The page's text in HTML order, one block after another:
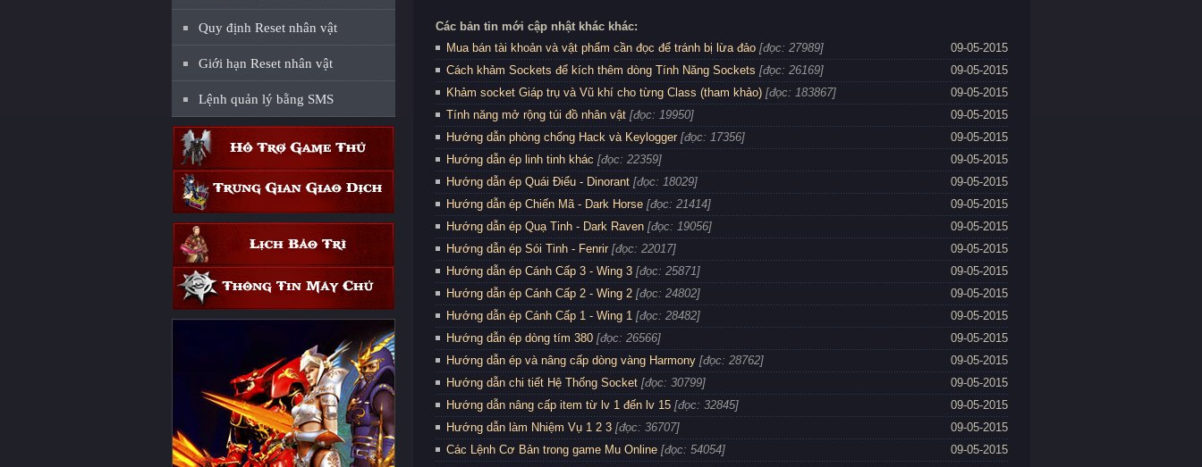
Quy định Reset nhân vật
Giới hạn Reset nhân vật
Lệnh quản lý bằng SMS
Các bản tin mới cập nhật khác khác:
Mua bán tài khoản và vật phẩm cần đọc để tránh bị lừa đảo [đọc: 27989]
09-05-2015
Cách khảm Sockets để kích thêm dòng Tính Năng Sockets [đọc: 26169]
09-05-2015
Khảm socket Giáp trụ và Vũ khí cho từng Class (tham khảo) [đọc: 183867]
09-05-2015
Tính năng mở rộng túi đồ nhân vật [đọc: 19950]
09-05-2015
Hướng dẫn phòng chống Hack và Keylogger [đọc: 17356]
09-05-2015
Hướng dẫn ép linh tinh khác [đọc: 22359]
09-05-2015
Hướng dẫn ép Quái Điểu - Dinorant [đọc: 18029]
09-05-2015
Hướng dẫn ép Chiến Mã - Dark Horse [đọc: 21414]
09-05-2015
Hướng dẫn ép Quạ Tinh - Dark Raven [đọc: 19056]
09-05-2015
Hướng dẫn ép Sói Tinh - Fenrir [đọc: 22017]
09-05-2015
Hướng dẫn ép Cánh Cấp 3 - Wing 3 [đọc: 25871]
09-05-2015
Hướng dẫn ép Cánh Cấp 2 - Wing 2 [đọc: 24802]
09-05-2015
Hướng dẫn ép Cánh Cấp 1 - Wing 1 [đọc: 28482]
09-05-2015
Hướng dẫn ép dòng tím 380 [đọc: 26566]
09-05-2015
Hướng dẫn ép và nâng cấp dòng vàng Harmony [đọc: 28762]
09-05-2015
Hướng dẫn chi tiết Hệ Thống Socket [đọc: 30799]
09-05-2015
Hướng dẫn nâng cấp item từ lv 1 đến lv 15 [đọc: 32845]
09-05-2015
Hướng dẫn làm Nhiệm Vụ 1 2 3 [đọc: 36707]
09-05-2015
Các Lệnh Cơ Bản trong game Mu Online [đọc: 54054] 09-05-2015